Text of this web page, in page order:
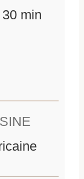
30m
t
e
min